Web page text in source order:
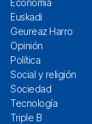
Economía
Euskadi
Geureaz Harro
Opinión
Política
Social y religión
Sociedad
Tecnología
Triple B